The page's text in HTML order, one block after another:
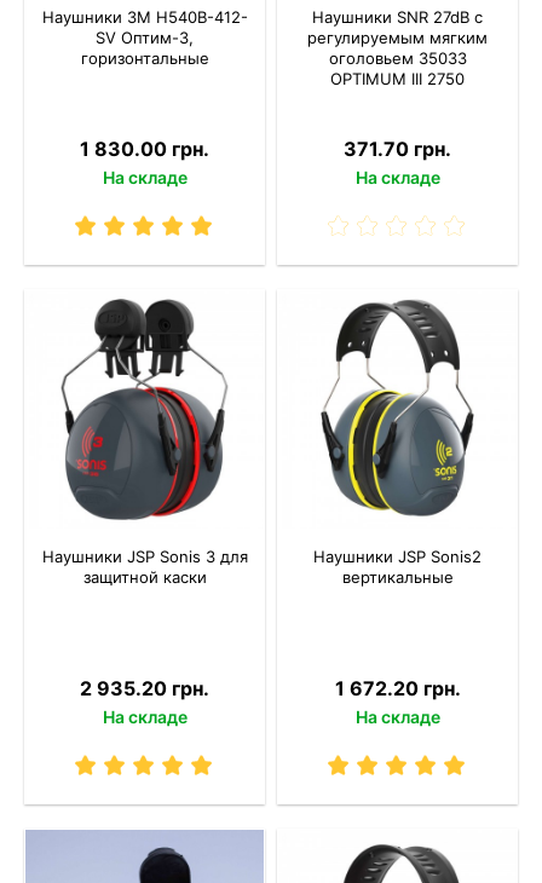
Наушники 3M H540B-412-
SV Оптим-3,
горизонтальные
1 830.00 грн.
На складе
Наушники SNR 27dB с
регулируемым мягким
оголовьем 35033
OPTIMUM III 2750
371.70 грн.
На складе
Наушники JSP Sonis 3 для
защитной каски
2 935.20 грн.
На складе
Наушники JSP Sonis2
вертикальные
1 672.20 грн.
На складе